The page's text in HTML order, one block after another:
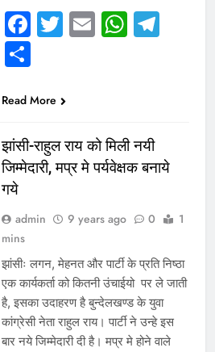
Facebook
Twitter
Email
Share
Read More
झांसी-राहुल राय को मिली नयी
जिम्मेदारी, मप्र मे पर्यवेक्षक बनाये
गये
admin 9 years ago 0
1
mins
झांसीः लगन, मेहनत और पार्टी के प्रति निष्ठा
एक कार्यकर्ता को कितनी उंचाईयो पर ले जाती
है, इसका उदाहरण है बुन्देलखण्ड के युवा
कांग्रेसी नेता राहुल राय। पार्टी ने उन्हे इस
बार नये जिम्मेदारी दी है। मप्र मे होने वाले